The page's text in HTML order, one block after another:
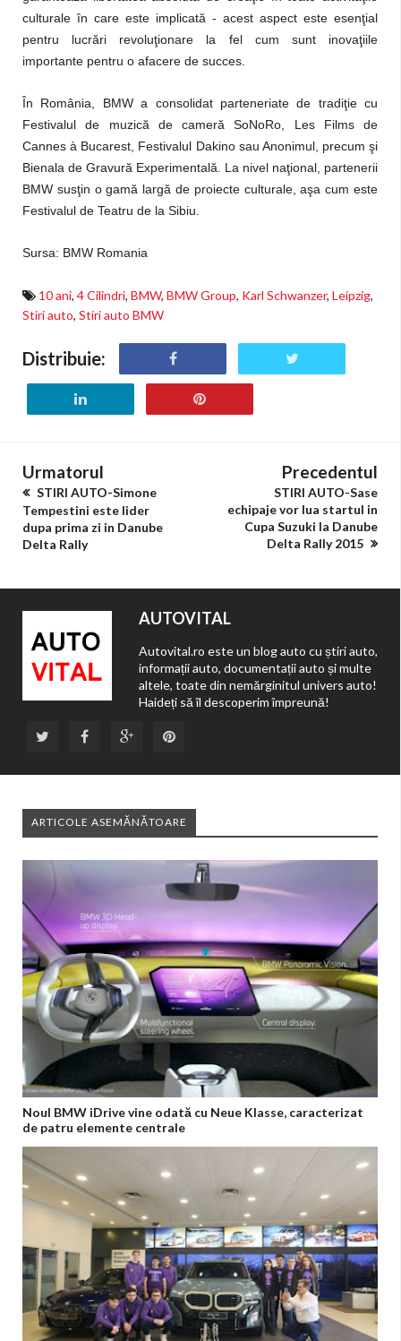
culturale în care este implicată - acest aspect este esenţial
pentru lucrări revoluţionare la fel cum sunt inovaţiile
importante pentru o afacere de succes.
În România, BMW a consolidat parteneriate de tradiţie cu
Festivalul de muzică de cameră SoNoRo, Les Films de
Cannes à Bucarest, Festivalul Dakino sau Anonimul, precum şi
Bienala de Gravură Experimentală. La nivel naţional, partenerii
BMW susţin o gamă largă de proiecte culturale, aşa cum este
Festivalul de Teatru de la Sibiu.
Sursa: BMW Romania
10 ani, 4 Cilindri, BMW, BMW Group, Karl Schwanzer, Leipzig,
Stiri auto, Stiri auto BMW
Distribuie:
Urmatorul
STIRI AUTO-Simone
Tempestini este lider
dupa prima zi in Danube
Delta Rally
Precedentul
STIRI AUTO-Sase
echipaje vor lua startul in
Cupa Suzuki la Danube
Delta Rally 2015
AUTOVITAL
Autovital.ro este un blog auto cu știri auto,
informații auto, documentații auto și multe
altele, toate din nemărginitul univers auto!
Haideți să îl descoperim împreună!
ARTICOLE ASEMĂNĂTOARE
Noul BMW iDrive vine odată cu Neue Klasse, caracterizat
de patru elemente centrale